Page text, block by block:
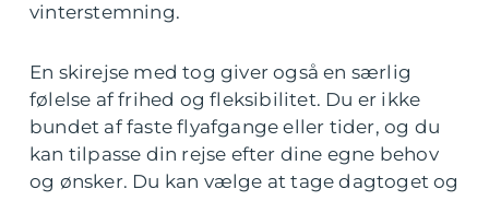
vinterstemning.
En skirejse med tog giver også en særlig
følelse af frihed og fleksibilitet. Du er ikke
bundet af faste flyafgange eller tider, og du
kan tilpasse din rejse efter dine egne behov
og ønsker. Du kan vælge at tage dagtoget og